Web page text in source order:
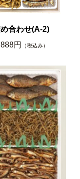
合わせ(A-2)
円
（税込み）